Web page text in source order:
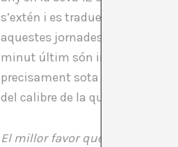
s’extén i es tradueix cap a una
aquestes jornades on els
minut últim són interrompudes
precisament sota el
del calibre de la que cito a
El millor favor que li podem fer